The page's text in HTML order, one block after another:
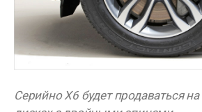
Серийно X6 будет продаваться